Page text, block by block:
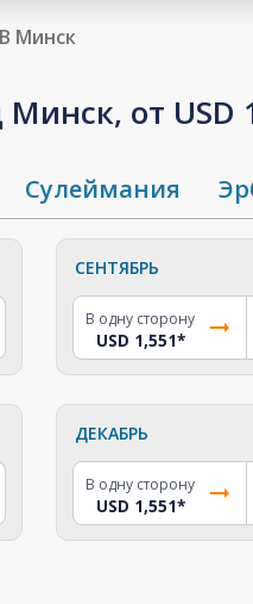
В Минск
от USD
Сулеймания
СЕНТЯБРЬ
В одну сторону
USD 1,551*
ДЕКАБРЬ
В одну сторону
USD 1,551*